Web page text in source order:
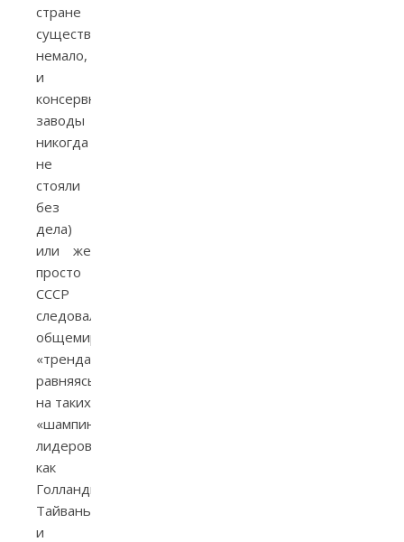
стране
существовало
немало,
и
консервные
заводы
никогда
не
стояли
без
дела)
или же
просто
СССР
следовал
общемировым
«трендам»,
равняясь
на таких
«шампиньонных»
лидеров,
как
Голландия,
Тайвань
и